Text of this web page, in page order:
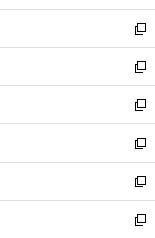
開
く
ウ
で
開
く
ン
ド
ウ
で
開
く
ウ
ィ
ン
ド
ウ
で
開
く
新
し
い
ウ
ィ
ン
ド
ウ
で
開
く
新
し
い
ウ
ィ
ン
ド
ウ
で
新
し
い
ウ
ィ
ン
ド
新
し
い
ウ
ィ
新
し
い
新